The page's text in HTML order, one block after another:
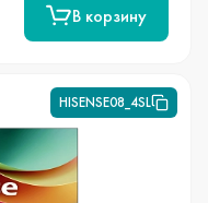
В корзину
HISENSE08_4SL